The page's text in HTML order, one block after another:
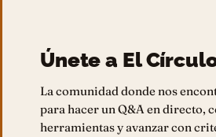
Únete a El
La comunidad donde nos
para hacer un Q&A en directo,
herramientas y avanzar con